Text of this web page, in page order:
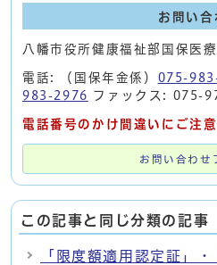
お問い合
八幡市役所健康福祉部国保医療
電話: （国保年金係） 075-
983-2976 ファックス: 075-
電話番号のかけ間違いにご注意
お問い合わせ
この記事と同じ分類の記事
「限度額適用認定証」